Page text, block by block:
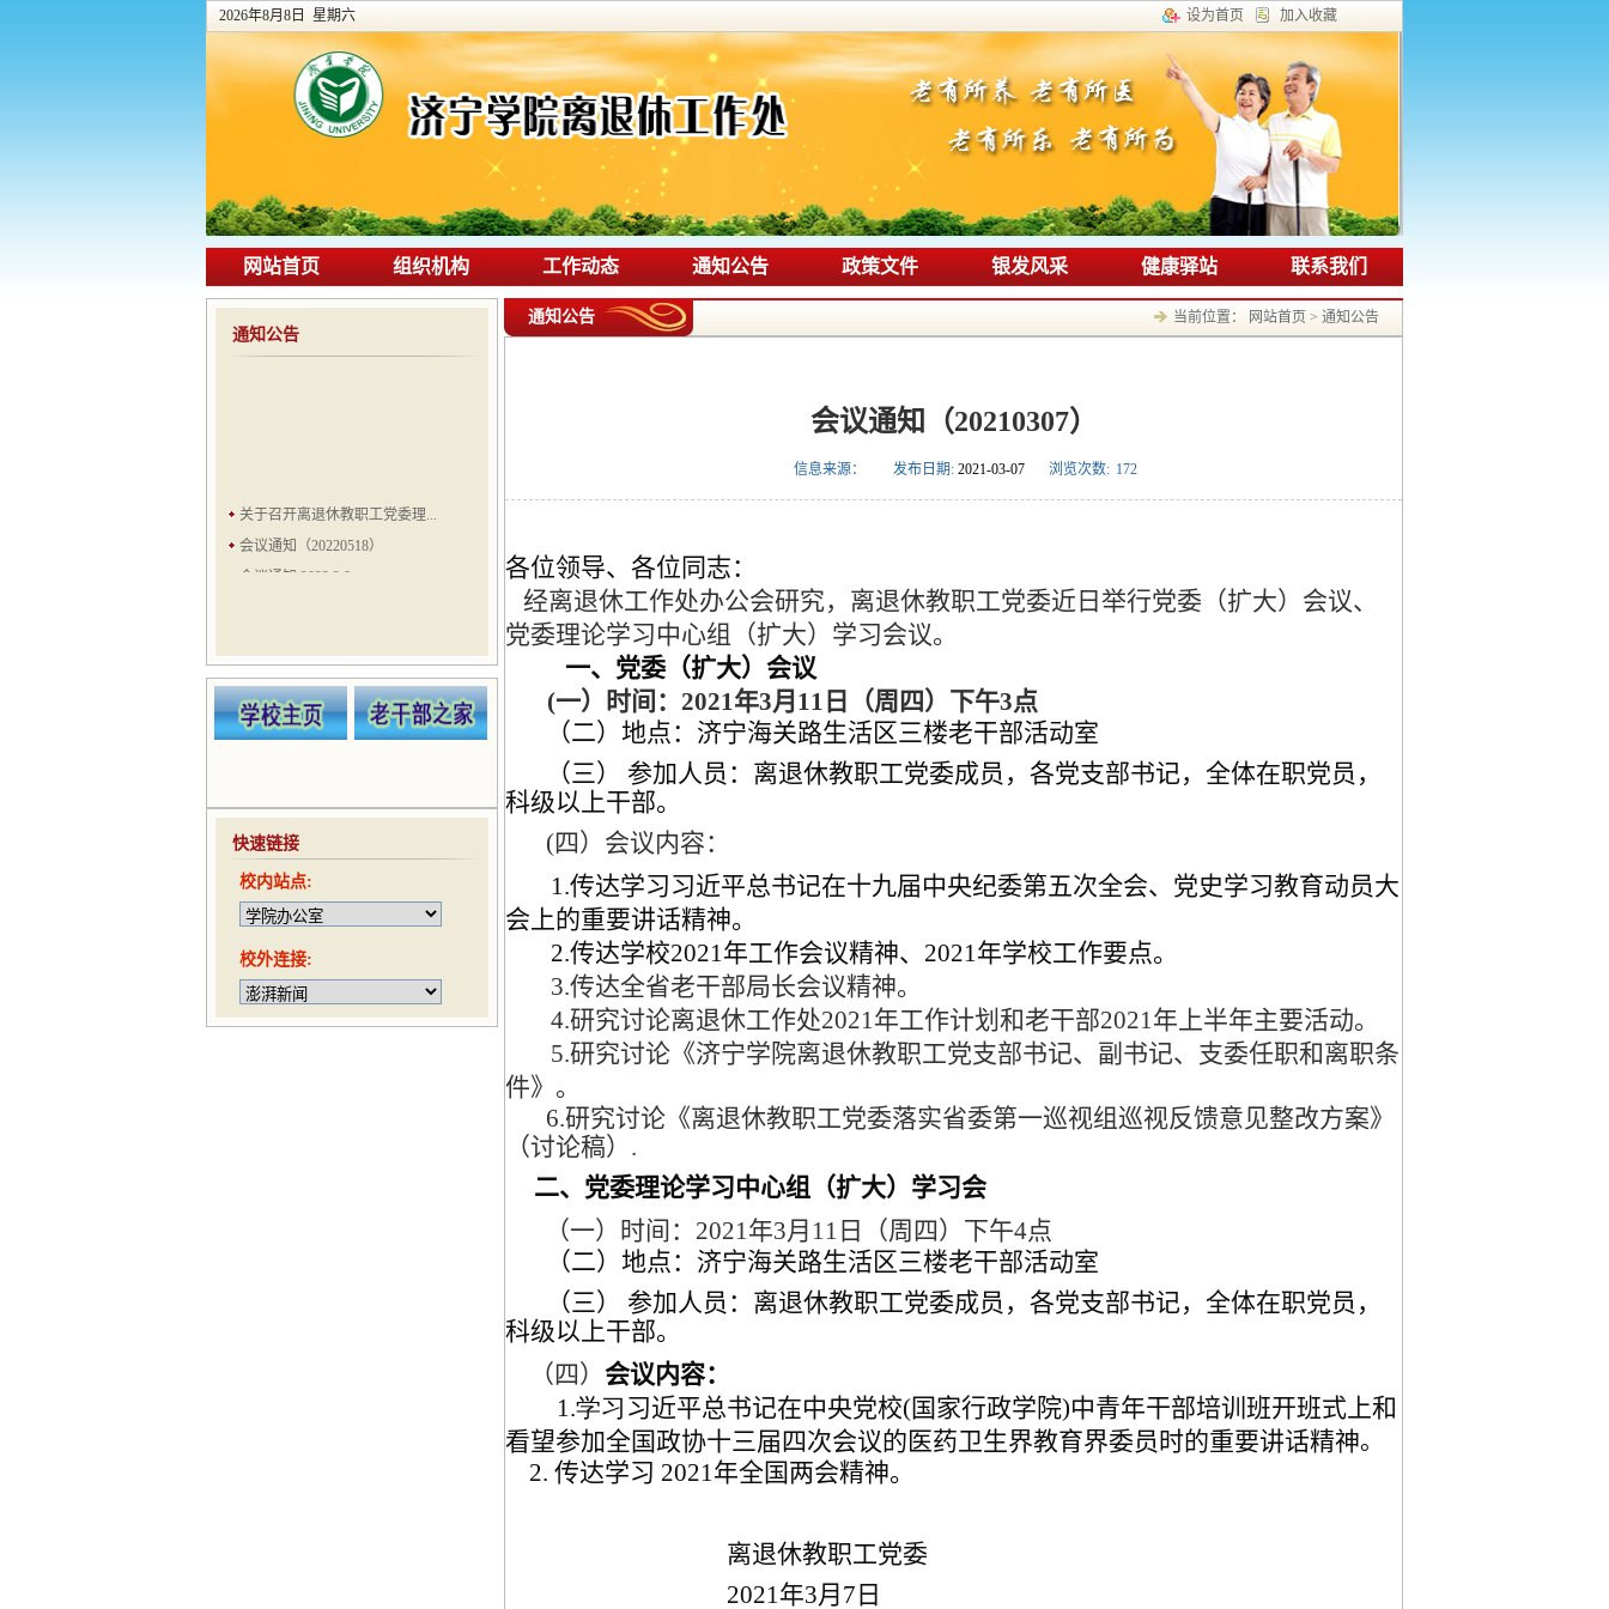
2026年8月8日 星期六 设为首页 加入收藏
网站首页 组织机构 工作动态 通知公告 政策文件 银发风采 健康驿站 联系我们
通知公告
关于召开离退休教职工党委理...
会议通知（20220518）
会议通知 2022.3.8
会议通知（20210506）
会议通知（20210422）
趣味运动会通知（20210416）
快速链接
校内站点:
校外连接:
当前位置： 网站首页 > 通知公告
通知公告
会议通知（20210307）
信息来源： 发布日期: 2021-03-07 浏览次数: 172
各位领导、各位同志：
经离退休工作处办公会研究，离退休教职工党委近日举行党委（扩大）会议、
党委理论学习中心组（扩大）学习会议。
一、党委（扩大）会议
(一）时间：2021年3月11日
（周四）下午3点
（二）地点：济宁海关路生活区三楼老干部活动室
（三） 参加人员：离退休教职工党委成员，各党支部书记，全体在职党员，
科级以上干部。
(四）会议内容：
1.传达学习习近平总书记在十九届中央纪委第五次全会、党史学习教育动员大
会上的重要讲话精神。
2.传达学校2021年工作会议精神、2021年学校工作要点。
3.传达全省老干部局长会议精神。
4.研究讨论离退休工作处2021年工作计划和老干部2021年上半年主要活动。
5.研究讨论《济宁学院离退休教职工党支部书记、副书记、支委任职和离职条
件》。
6.研究讨论《离退休教职工党委落实省委第一巡视组巡视反馈意见整改方案》
（讨论稿）.
二、党委理论学习中心组（扩大）学习会
（一）时间：2021年3月11日（周四）下午4点
（二）地点：济宁海关路生活区三楼老干部活动室
（三） 参加人员：离退休教职工党委成员，各党支部书记，全体在职党员，
科级以上干部。
（四） 会议内容：
1.学习 习近平总书记在中央党校(国家行政学院)中青年干部培训班开班式上和
看望参加全国政协十三届四次会议的医药卫生界教育界委员时的重要讲话精神。
2. 传达学习 2021年全国两会精神。
离退休教职工党委
2021年3月7日